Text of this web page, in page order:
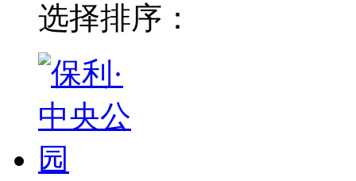
选择排序：